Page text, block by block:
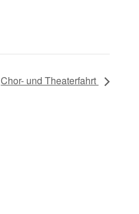
Chor- und Theaterfahrt